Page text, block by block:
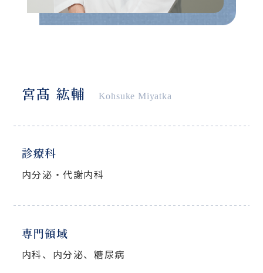
宮髙 紘輔 Kohsuke Miyatka
診療科
内分泌・代謝内科
専門領域
内科、内分泌、糖尿病